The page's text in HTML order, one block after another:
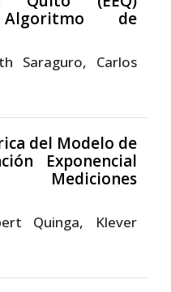
de
Saraguro, Carlos
del Modelo de
Exponencial
Quinga, Klever